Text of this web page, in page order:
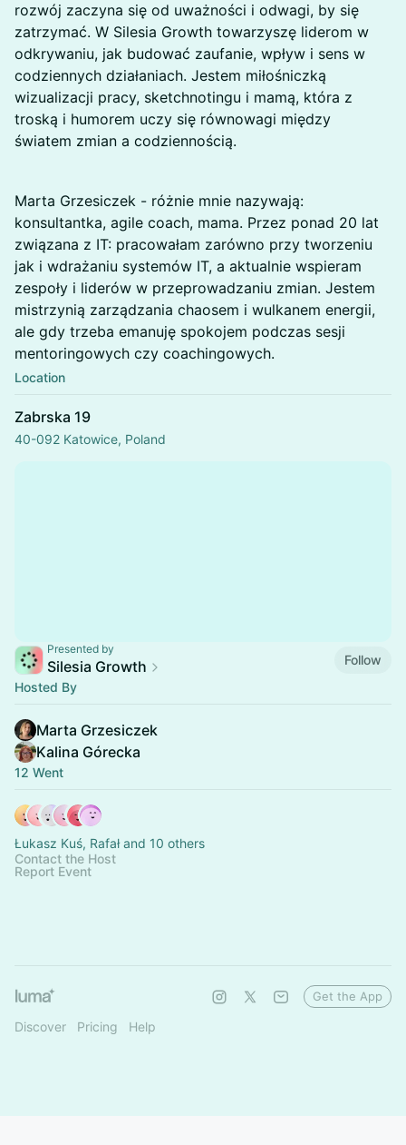
rozwój zaczyna się od uważności i odwagi, by się
zatrzymać. W Silesia Growth towarzyszę liderom w
odkrywaniu, jak budować zaufanie, wpływ i sens w
codziennych działaniach. Jestem miłośniczką
wizualizacji pracy, sketchnotingu i mamą, która z
troską i humorem uczy się równowagi między
światem zmian a codziennością.
Marta Grzesiczek - różnie mnie nazywają:
konsultantka, agile coach, mama. Przez ponad 20 lat
związana z IT: pracowałam zarówno przy tworzeniu
jak i wdrażaniu systemów IT, a aktualnie wspieram
zespoły i liderów w przeprowadzaniu zmian. Jestem
mistrzynią zarządzania chaosem i wulkanem energii,
ale gdy trzeba emanuję spokojem podczas sesji
mentoringowych czy coachingowych.
Location
Zabrska 19
40-092 Katowice, Poland
Presented by
Silesia Growth
Follow
Hosted By
Marta Grzesiczek
Kalina Górecka
12 Went
Łukasz Kuś, Rafał and 10 others
Contact the Host
Report Event
Discover Pricing Help
Get the App